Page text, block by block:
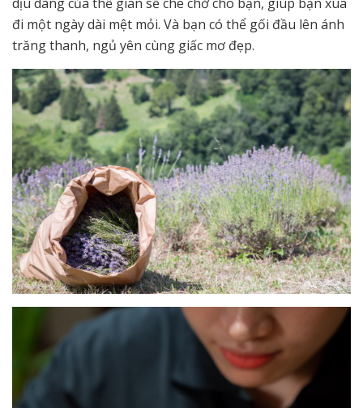
đi một ngày dài mệt mỏi. Và bạn có thể gối đầu lên ánh
trăng thanh, ngủ yên cùng giấc mơ đẹp.